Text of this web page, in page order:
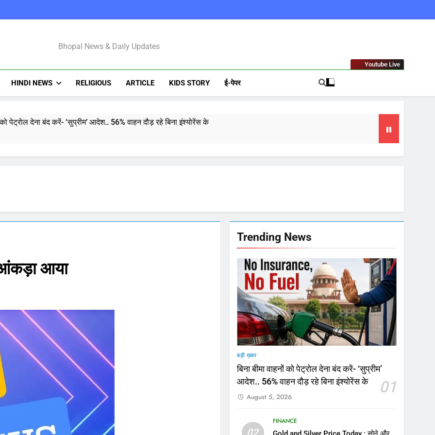
Bhopal Latest News In Hindi
Bhopal News & Daily Updates
Youtube Live
HINDI NEWS RELIGIOUS ARTICLE KIDS STORY ई-पेपर
को पेट्राेल देना बंद करें- ‘सुप्रीम’ आदेश.. 56% वाहन दौड़ रहे बिना इंश्योरेंस के
और असंतोष ने पार्टी को दिखाया आईना, संगठन पर चला चाबुक, नरोत्तम जमावट पूरी तरह खत्म
में तड़के 4 बजे हादसा, B2 कोच के AC पैनल में लगी आग; पोला पत्थर स्टेशन के पास यात्रियों में मची अफ़रातफ़री
आंकड़ा आया
Trending News
बड़ी ख़बर
बिना बीमा वाहनों को पेट्राेल देना बंद करें- ‘सुप्रीम’
आदेश.. 56% वाहन दौड़ रहे बिना इंश्योरेंस के
01
August 5, 2026
02
FINANCE